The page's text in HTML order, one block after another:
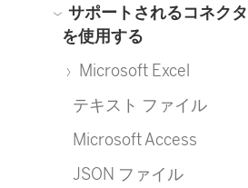
サポートされるコネクタ
を使用する
Microsoft Excel
テキスト ファイル
Microsoft Access
JSON ファイル